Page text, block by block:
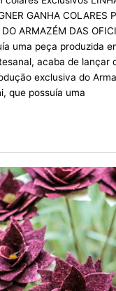
GANHA COLARES
DO ARMAZÉM DAS
uma peça produzida
acaba de lançar
exclusiva do
que possuía uma